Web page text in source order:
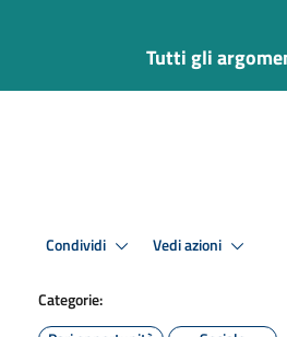
Tutti gli
Condividi Vedi azioni
Categorie: